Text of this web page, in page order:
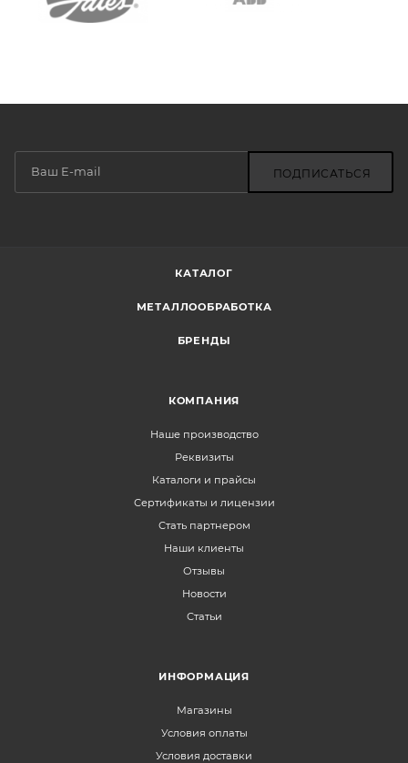
ПОДПИСАТЬСЯ
КАТАЛОГ
МЕТАЛЛООБРАБОТКА
БРЕНДЫ
КОМПАНИЯ
Наше производство
Реквизиты
Каталоги и прайсы
Сертификаты и лицензии
Стать партнером
Наши клиенты
Отзывы
Новости
Статьи
ИНФОРМАЦИЯ
Магазины
Условия оплаты
Условия доставки